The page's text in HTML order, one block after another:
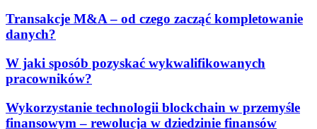
Transakcje M&A – od czego zacząć kompletowanie
danych?
W jaki sposób pozyskać wykwalifikowanych
pracowników?
Wykorzystanie technologii blockchain w przemyśle
finansowym – rewolucja w dziedzinie finansów